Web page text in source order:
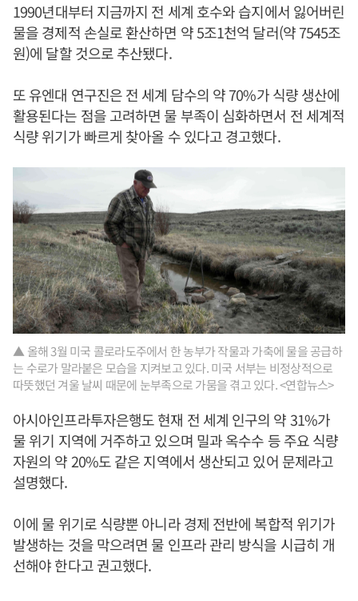
1990년대부터 지금까지 전 세계 호수와 습지에서 잃어버린
물을 경제적 손실로 환산하면 약 5조1천억 달러(약 7545조
원)에 달할 것으로 추산됐다.
또 유엔대 연구진은 전 세계 담수의 약 70%가 식량 생산에
활용된다는 점을 고려하면 물 부족이 심화하면서 전 세계적
식량 위기가 빠르게 찾아올 수 있다고 경고했다.
▲ 올해 3월 미국 콜로라도주에서 한 농부가 작물과 가축에 물을 공급하
는 수로가 말라붙은 모습을 지켜보고 있다. 미국 서부는 비정상적으로
따뜻했던 겨울 날씨 때문에 눈부족으로 가뭄을 겪고 있다. <연합뉴스>
아시아인프라투자은행도 현재 전 세계 인구의 약 31%가
물 위기 지역에 거주하고 있으며 밀과 옥수수 등 주요 식량
자원의 약 20%도 같은 지역에서 생산되고 있어 문제라고
설명했다.
이에 물 위기로 식량뿐 아니라 경제 전반에 복합적 위기가
발생하는 것을 막으려면 물 인프라 관리 방식을 시급히 개
선해야 한다고 권고했다.